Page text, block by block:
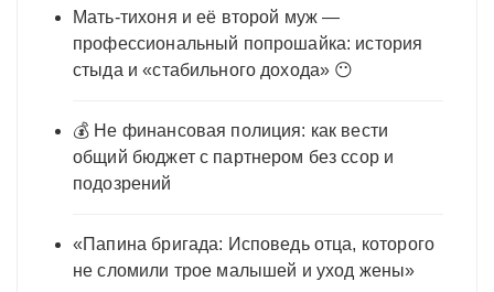
Мать-тихоня и её второй муж —
профессиональный попрошайка: история
стыда и «стабильного дохода» 😶
💰 Не финансовая полиция: как вести
общий бюджет с партнером без ссор и
подозрений
«Папина бригада: Исповедь отца, которого
не сломили трое малышей и уход жены»